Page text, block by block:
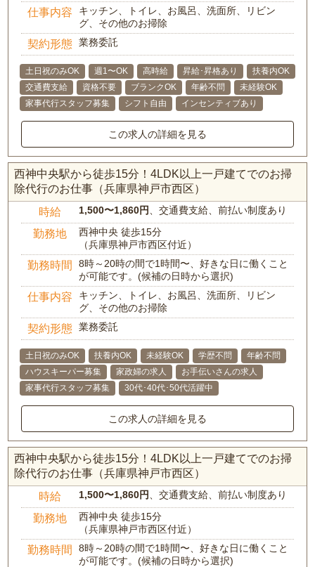
仕事内容
キッチン、トイレ、お風呂、洗面所、リビン
グ、その他のお掃除
契約形態 業務委託
土日祝のみOK 週1〜OK 高時給 昇給･昇格あり
扶養内OK
交通費支給
資格不要 ブランクOK 年齢不問
未経験OK
家事代行スタッフ募集
シフト自由 インセンティブあり
この求人の詳細を見る
西神中央駅から徒歩15分！4LDK以上一戸建てでのお掃
除代行のお仕事（兵庫県神戸市西区）
時給 1,500〜1,860円、交通費支給、前払い制度あり
勤務地
西神中央 徒歩15分
（兵庫県神戸市西区付近）
勤務時間
8時～20時の間で1時間〜、好きな日に働くこと
が可能です。(候補の日時から選択)
仕事内容
キッチン、トイレ、お風呂、洗面所、リビン
グ、その他のお掃除
契約形態 業務委託
土日祝のみOK 扶養内OK 未経験OK 学歴不問
年齢不問
ハウスキーパー募集
家政婦の求人
お手伝いさんの求人
家事代行スタッフ募集
30代･40代･50代活躍中
この求人の詳細を見る
西神中央駅から徒歩15分！4LDK以上一戸建てでのお掃
除代行のお仕事（兵庫県神戸市西区）
時給 1,500〜1,860円、交通費支給、前払い制度あり
勤務地
西神中央 徒歩15分
（兵庫県神戸市西区付近）
勤務時間
8時～20時の間で1時間〜、好きな日に働くこと
が可能です。(候補の日時から選択)